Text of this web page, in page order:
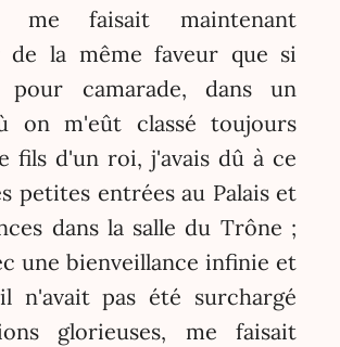
me faisait maintenant
de la même faveur que si
camarade, dans un
on m'eût classé toujours
fils d'un roi, j'avais dû à ce
petites entrées au Palais et
dans la salle du Trône ;
une bienveillance infinie et
n'avait pas été surchargé
glorieuses, me faisait